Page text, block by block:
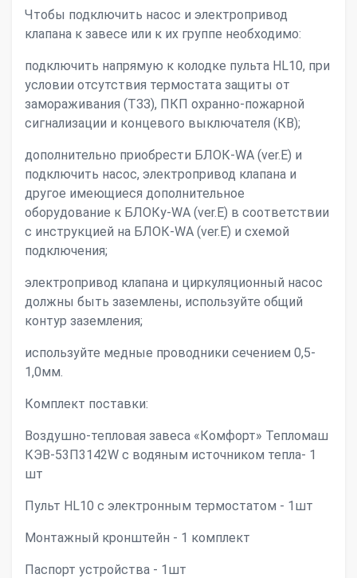
Чтобы подключить насос и электропривод
клапана к завесе или к их группе необходимо:
подключить напрямую к колодке пульта HL10, при
условии отсутствия термостата защиты от
замораживания (ТЗЗ), ПКП охранно-пожарной
сигнализации и концевого выключателя (КВ);
дополнительно приобрести БЛОК-WA (ver.E) и
подключить насос, электропривод клапана и
другое имеющиеся дополнительное
оборудование к БЛОКу-WA (ver.E) в соответствии
с инструкцией на БЛОК-WA (ver.E) и схемой
подключения;
электропривод клапана и циркуляционный насос
должны быть заземлены, используйте общий
контур заземления;
используйте медные проводники сечением 0,5-
1,0мм.
Комплект поставки:
Воздушно-тепловая завеса «Комфорт» Тепломаш
КЭВ-53П3142W с водяным источником тепла- 1
шт
Пульт HL10 с электронным термостатом - 1шт
Монтажный кронштейн - 1 комплект
Паспорт устройства - 1шт